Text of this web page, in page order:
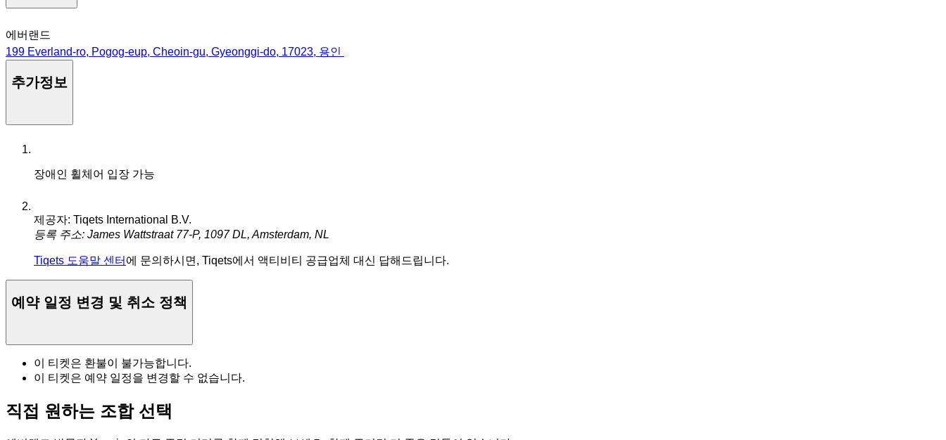
에버랜드
199 Everland-ro, Pogog-eup, Cheoin-gu, Gyeonggi-do, 17023, 용인
추가정보
장애인 휠체어 입장 가능
제공자: Tiqets International B.V.
등록 주소: James Wattstraat 77-P, 1097 DL, Amsterdam, NL
Tiqets 도움말 센터 에 문의하시면, Tiqets에서 액티비티 공급업체 대신 답해드립니다.
예약 일정 변경 및 취소 정책
이 티켓은 환불이 불가능합니다.
이 티켓은 예약 일정을 변경할 수 없습니다.
직접 원하는 조합 선택